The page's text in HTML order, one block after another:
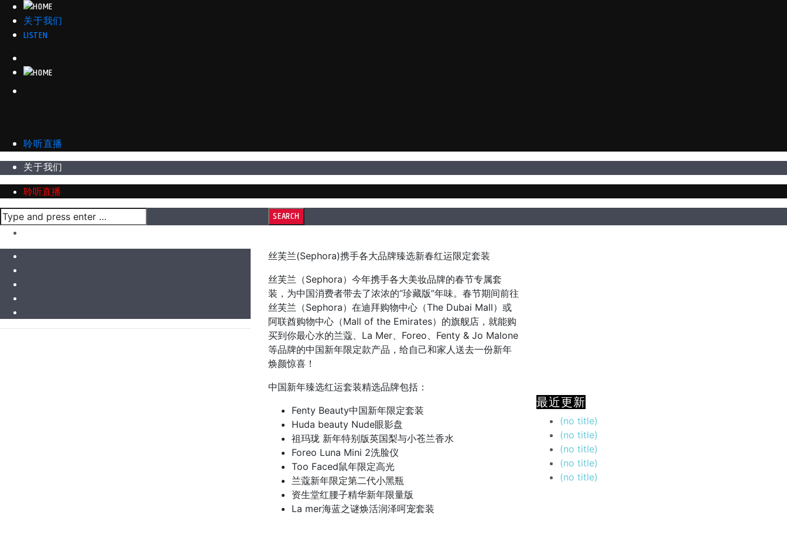
关于我们
LISTEN
聆听直播
关于我们
聆听直播
丝芙兰(Sephora)携手各大品牌臻选新春红运限定套装
丝芙兰（Sephora）今年携手各大美妆品牌的春节专属套
装，为中国消费者带去了浓浓的“珍藏版”年味。春节期间前往
丝芙兰（Sephora）在迪拜购物中心（The Dubai Mall）或
阿联酋购物中心（Mall of the Emirates）的旗舰店，就能购
买到你最心水的兰蔻、La Mer、Foreo、Fenty & Jo Malone
等品牌的中国新年限定款产品，给自己和家人送去一份新年
焕颜惊喜！
中国新年臻选红运套装精选品牌包括：
Fenty Beauty中国新年限定套装
Huda beauty Nude眼影盘
祖玛珑 新年特别版英国梨与小苍兰香水
Foreo Luna Mini 2洗脸仪
Too Faced鼠年限定高光
兰蔻新年限定第二代小黑瓶
资生堂红腰子精华新年限量版
La mer海蓝之谜焕活润泽呵宠套装
最近更新
(no title)
(no title)
(no title)
(no title)
(no title)